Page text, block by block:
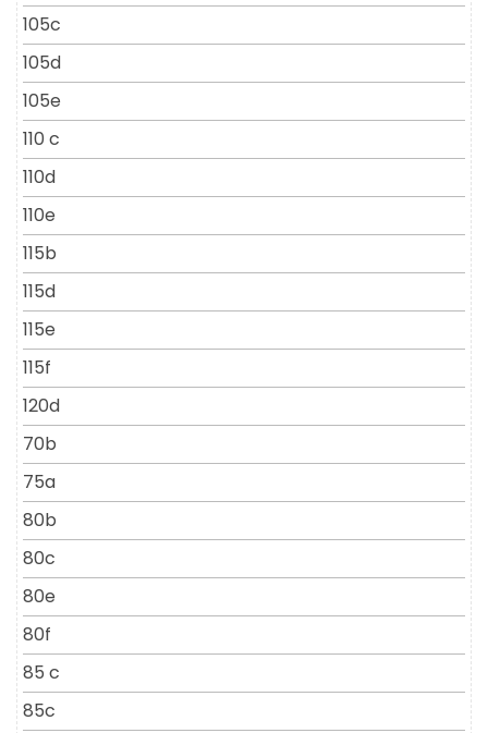
105c
105d
105e
110 c
110d
110e
115b
115d
115e
115f
120d
70b
75a
80b
80c
80e
80f
85 c
85c